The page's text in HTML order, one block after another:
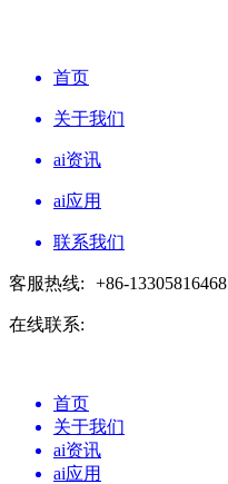
首页
关于我们
ai资讯
ai应用
联系我们
客服热线: +86-13305816468
在线联系:
首页
关于我们
ai资讯
ai应用